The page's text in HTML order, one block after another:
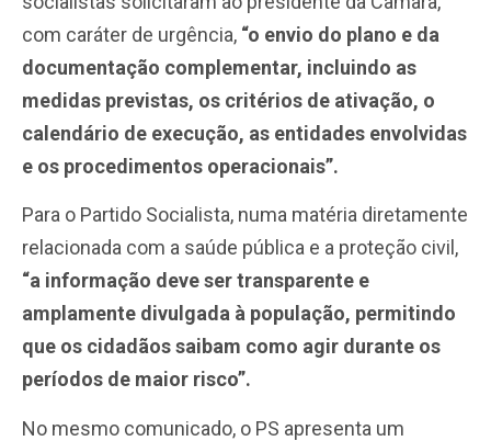
com caráter de urgência, “o envio do plano e da
documentação complementar, incluindo as
medidas previstas, os critérios de ativação, o
calendário de execução, as entidades envolvidas
e os procedimentos operacionais”.
Para o Partido Socialista, numa matéria diretamente
relacionada com a saúde pública e a proteção civil,
“a informação deve ser transparente e
amplamente divulgada à população, permitindo
que os cidadãos saibam como agir durante os
períodos de maior risco”.
No mesmo comunicado, o PS apresenta um